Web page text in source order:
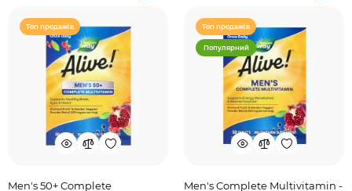
Топ продажів
Men's 50+ Complete
Топ продажів
Популярний
Men's Complete Multivitamin -